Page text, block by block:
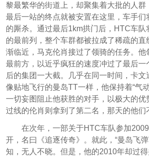
黎最繁华的街道上，却聚集着大批的人群
最后一站的终点就被安置在这里，车手们
的厮杀。通过最后1km拱门后，HTC车队
的最前列，整个车群都被拉成了稀疏的直
渐临近，马克伦肖接过了领骑的任务。他
最前方，以近乎疯狂的速度冲过了最后一
后的集团一大截。几乎在同一时间，卡
像贴地飞行的曼岛TT一样，他保持着“气
一切妄图阻止他获胜的对手，以极大的优
过线的伦肖则拿到了第二名，那天的他们
在次年，一部关于HTC车队参加
开，名曰《追逐传奇》。就此，“曼岛飞
知，无人不晓。但是，他的2010年却过得